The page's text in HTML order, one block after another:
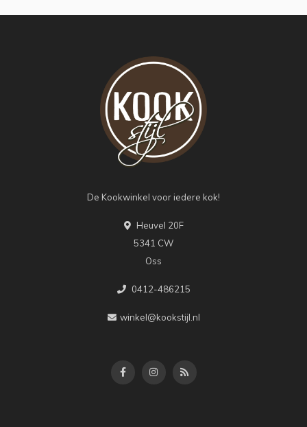
De Kookwinkel voor iedere kok!
Heuvel 20F
5341 CW
Oss
0412-486215
winkel@kookstijl.nl